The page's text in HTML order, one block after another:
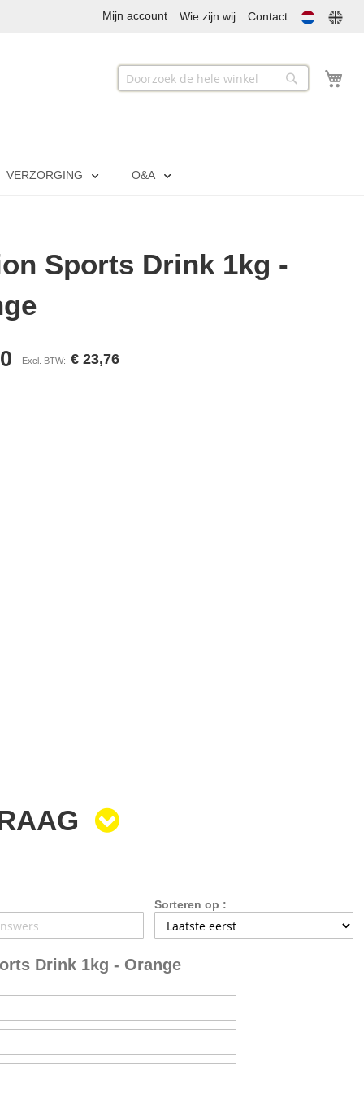
Mijn account Wie zijn wij Contact
Zoek
VERZORGING O&A
Sports Drink 1kg -
€ 23,76
Sorteren op :
Drink 1kg - Orange